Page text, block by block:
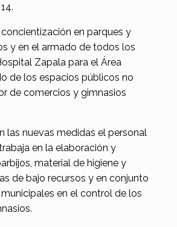
en parques y
y en el armado de todos los
Zapala para el Área
de los espacios públicos no
de comercios y gimnasios
las nuevas medidas el personal
en la elaboración y
material de higiene y
de bajo recursos y en conjunto
en el control de los